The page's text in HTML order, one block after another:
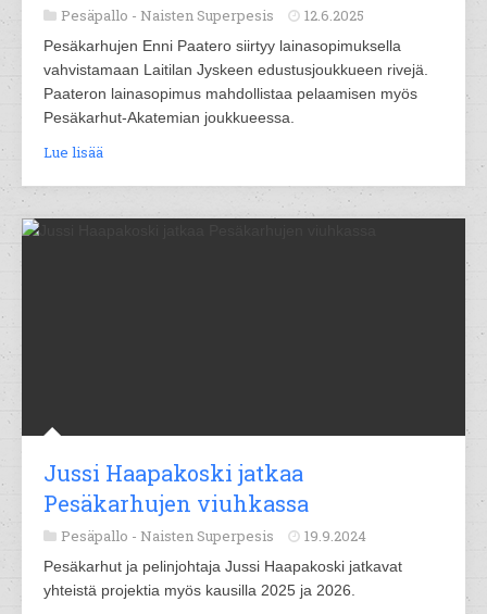
Pesäpallo - Naisten Superpesis 12.6.2025
Pesäkarhujen Enni Paatero siirtyy lainasopimuksella
vahvistamaan Laitilan Jyskeen edustusjoukkueen rivejä.
Paateron lainasopimus mahdollistaa pelaamisen myös
Pesäkarhut-Akatemian joukkueessa.
Lue lisää
Jussi Haapakoski jatkaa
Pesäkarhujen viuhkassa
Pesäpallo - Naisten Superpesis 19.9.2024
Pesäkarhut ja pelinjohtaja Jussi Haapakoski jatkavat
yhteistä projektia myös kausilla 2025 ja 2026.